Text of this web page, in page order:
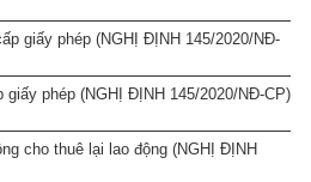
giấy phép (NGHỊ ĐỊNH 145/2020/NĐ-
phép (NGHỊ ĐỊNH 145/2020/NĐ-CP)
cho thuê lại lao động (NGHỊ ĐỊNH